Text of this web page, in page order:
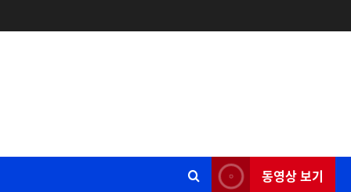
동영상 보기